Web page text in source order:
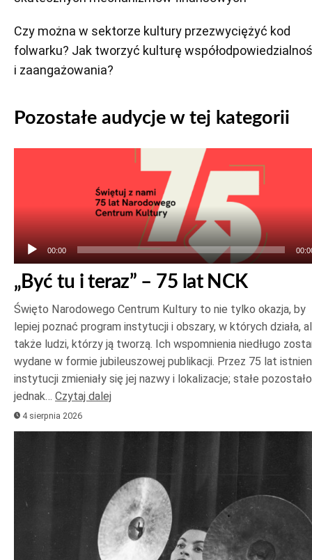
Czy można w sektorze kultury przezwyciężyć kod
folwarku? Jak tworzyć kulturę
i zaangażowania?
Pozostałe audycje w tej kategorii
00:00
„Być tu i teraz” – 75 lat NCK
Święto Narodowego Centrum Kultury to nie tylko okazja, by
lepiej poznać program instytucji i obszary, w których działa,
także ludzi, którzy ją tworzą. Ich wspomnienia niedługo
wydane w formie jubileuszowej publikacji. Przez 75 lat
instytucji zmieniały się jej nazwy i lokalizacje; stałe pozostało
jednak… Czytaj dalej
4 sierpnia 2026